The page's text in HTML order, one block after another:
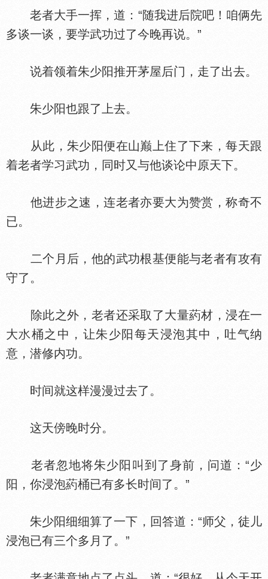
老者大手一挥，道：“随我进后院吧！咱俩先
多谈一谈，要学武功过了今晚再说。”
说着领着朱少阳推开茅屋后门，走了出去。
朱少阳也跟了上去。
从此，朱少阳便在山巅上住了下来，每天跟
着老者学习武功，同时又与他谈论中原天下。
他进步之速，连老者亦要大为赞赏，称奇不
已。
二个月后，他的武功根基便能与老者有攻有
守了。
除此之外，老者还采取了大量葯材，浸在一
大
桶之中，让朱少阳每天浸泡其中，吐气纳
意，潜修内功。
时间就这样漫漫过去了。
这天傍晚时分。
老者忽地将朱少阳叫到了身前，问道：“少
阳，你浸泡葯桶已有多长时间了。”
朱少阳细细算了一下，回答道：“师父，徒儿
浸泡已有三个多月了。”